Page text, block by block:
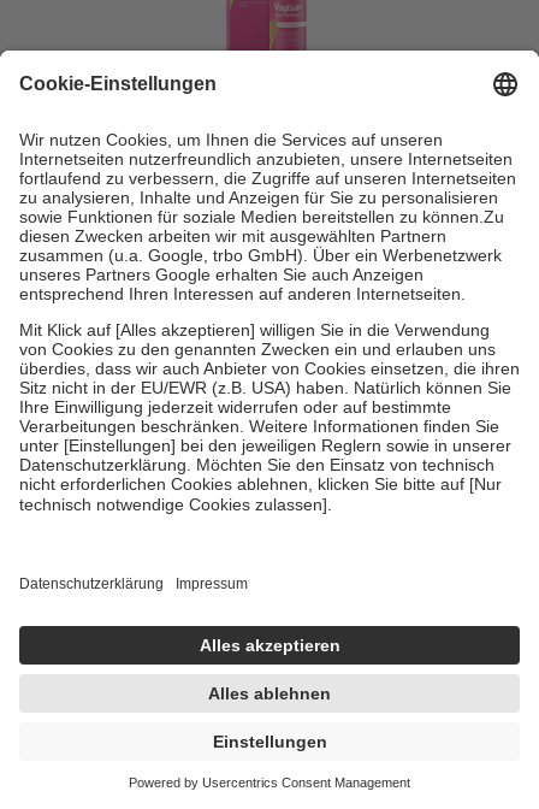
150 ml
Schaum
-4% UVP: 5,99 €
5,74 €
38,27 € / 1 l
sofort lieferbar
In den Warenkorb
Vagisan Intimwaschlotion - Sanfte
Intimreinigung 100 ml Lotion